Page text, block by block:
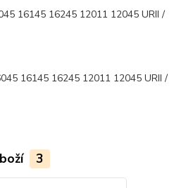
16145 16245 12011 12045 URII /
16145 16245 12011 12045 URII /
3